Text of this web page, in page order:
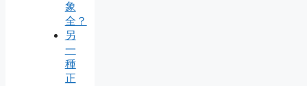
象
全？
另
一
種
正